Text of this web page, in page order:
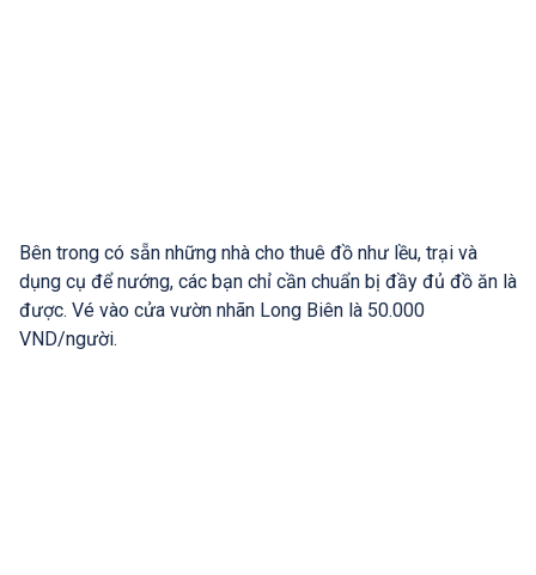
Bên trong có sẵn những nhà cho thuê đồ như lều, trại và
dụng cụ để nướng, các bạn chỉ cần chuẩn bị đầy đủ đồ ăn là
được. Vé vào cửa vườn nhãn Long Biên là 50.000
VND/người.